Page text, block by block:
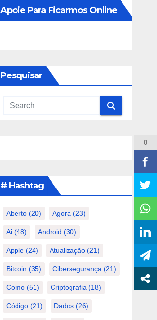
Apoie Para Ficarmos Online
Pesquisar
# Hashtag
Aberto(20) Agora (23)
Ai(48) Android (30)
Apple(24) Atualização(21)
Bitcoin (35) Cibersegurança (21)
Como(51) Criptografia (18)
Código(21) Dados(26)
0